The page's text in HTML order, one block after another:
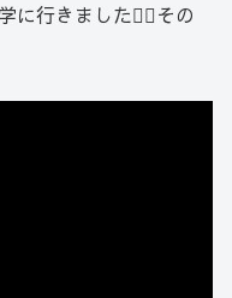
に行きました🏃‍♂️その